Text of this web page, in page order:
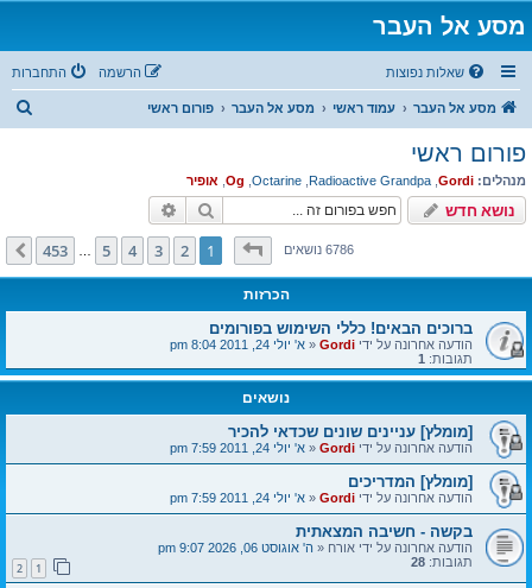
מסע אל העבר
שאלות נפוצות התחברות הרשמה
מסע אל העבר עמוד ראשי מסע אל העבר פורום ראשי
ח
פורום ראשי
מנהלים: Gordi
,
Radioactive Grandpa
,
Octarine
,
Og
, אופיר
נושא חדש חיפוש
6786 נושאיםדף1מתוך 453
1
2
3
4
5
453 הבא
הכרזות
ברוכים הבאים! כללי השימוש בפורומים
הודעה אחרונה על ידי Gordi
«א' יולי 24, 2011 8:04 pm
תגובות: 1
נושאים
[מומלץ] עניינים שונים שכדאי להכיר
הודעה אחרונה על ידי Gordi
«א' יולי 24, 2011 7:59 pm
[מומלץ] המדריכים
הודעה אחרונה על ידי Gordi
«א' יולי 24, 2011 7:59 pm
בקשה - חשיבה המצאתית
הודעה אחרונה על ידי אורח«ה' אוגוסט 06, 2026 9:07 pm
תגובות: 28
2